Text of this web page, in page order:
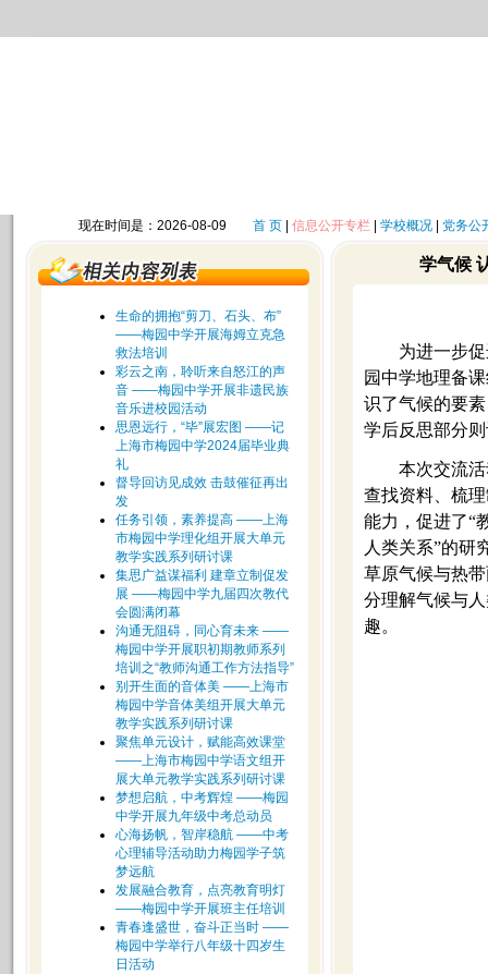
现在时间是：2026-08-09 首 页| 信息公开专栏| 学校概况| 党务公
生命的拥抱“剪刀、石头、布”
——梅园中学开展海姆立克急
救法培训
彩云之南，聆听来自怒江的声
音 ——梅园中学开展非遗民族
音乐进校园活动
思恩远行，“毕”展宏图 ——记
上海市梅园中学2024届毕业典
礼
督导回访见成效 击鼓催征再出
发
任务引领，素养提高 ——上海
市梅园中学理化组开展大单元
教学实践系列研讨课
集思广益谋福利 建章立制促发
展 ——梅园中学九届四次教代
会圆满闭幕
沟通无阻碍，同心育未来 ——
梅园中学开展职初期教师系列
培训之“教师沟通工作方法指导”
别开生面的音体美 ——上海市
梅园中学音体美组开展大单元
教学实践系列研讨课
聚焦单元设计，赋能高效课堂
——上海市梅园中学语文组开
展大单元教学实践系列研讨课
梦想启航，中考辉煌 ——梅园
中学开展九年级中考总动员
心海扬帆，智岸稳航 ——中考
心理辅导活动助力梅园学子筑
梦远航
发展融合教育，点亮教育明灯
——梅园中学开展班主任培训
青春逢盛世，奋斗正当时 ——
梅园中学举行八年级十四岁生
日活动
学气候
为进一步
园中学地理备
识了气候的要
学后反思部分
本次交流
查找资料、梳
能力，促进了“
人类关系”的研
草原气候与热
分理解气候与
趣。